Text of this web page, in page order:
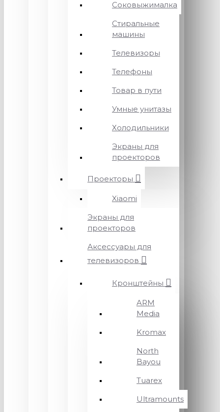
Соковыжималка
Стиральные
машины
Телевизоры
Телефоны
Товар в пути
Умные унитазы
Холодильники
Экраны для
проекторов
Проекторы
Xiaomi
Экраны для
проекторов
Аксессуары для
телевизоров
Кронштейны
ARM
Media
Kromax
North
Bayou
Tuarex
Ultramounts